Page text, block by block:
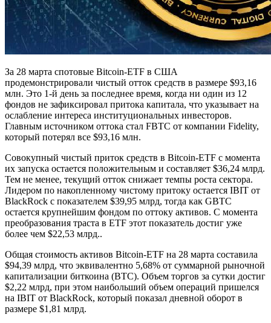
За 28 марта спотовые Bitcoin-ETF в США
продемонстрировали чистый отток средств в размере $93,16
млн. Это 1-й день за последнее время, когда ни один из 12
фондов не зафиксировал притока капитала, что указывает на
ослабление интереса институциональных инвесторов.
Главным источником оттока стал FBTC от компании Fidelity,
который потерял все $93,16 млн.
Совокупный чистый приток средств в Bitcoin-ETF с момента
их запуска остается положительным и составляет $36,24 млрд.
Тем не менее, текущий отток снижает темпы роста сектора.
Лидером по накопленному чистому притоку остается IBIT от
BlackRock с показателем $39,95 млрд, тогда как GBTC
остается крупнейшим фондом по оттоку активов. С момента
преобразования траста в ETF этот показатель достиг уже
более чем $22,53 млрд..
Общая стоимость активов Bitcoin-ETF на 28 марта составила
$94,39 млрд, что эквивалентно 5,68% от суммарной рыночной
капитализации биткоина (BTC). Объем торгов за сутки достиг
$2,22 млрд, при этом наибольший объем операций пришелся
на IBIT от BlackRock, который показал дневной оборот в
размере $1,81 млрд.